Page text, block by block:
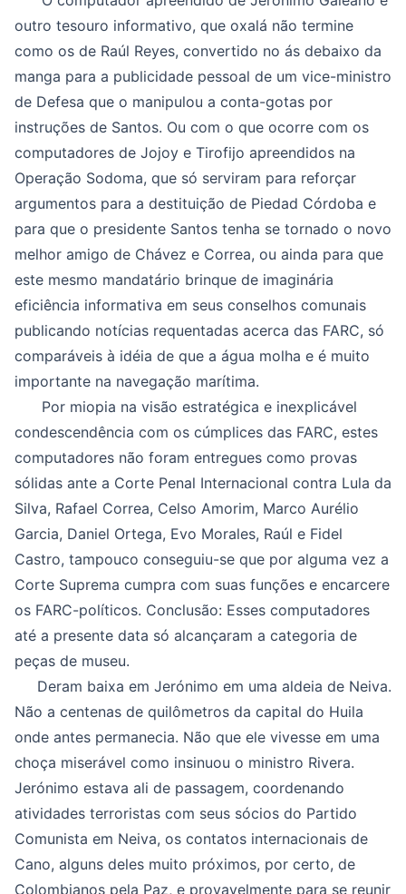
outro tesouro informativo, que oxalá não termine
como os de Raúl Reyes, convertido no ás debaixo da
manga para a publicidade pessoal de um vice-ministro
de Defesa que o manipulou a conta-gotas por
instruções de Santos. Ou com o que ocorre com os
computadores de Jojoy e Tirofijo apreendidos na
Operação Sodoma, que só serviram para reforçar
argumentos para a destituição de Piedad Córdoba e
para que o presidente Santos tenha se tornado o novo
melhor amigo de Chávez e Correa, ou ainda para que
este mesmo mandatário brinque de imaginária
eficiência informativa em seus conselhos comunais
publicando notícias requentadas acerca das FARC, só
comparáveis à idéia de que a água molha e é muito
importante na navegação marítima.
Por miopia na visão estratégica e inexplicável
condescendência com os cúmplices das FARC, estes
computadores não foram entregues como provas
sólidas ante a Corte Penal Internacional contra Lula da
Silva, Rafael Correa, Celso Amorim, Marco Aurélio
Garcia, Daniel Ortega, Evo Morales, Raúl e Fidel
Castro, tampouco conseguiu-se que por alguma vez a
Corte Suprema cumpra com suas funções e encarcere
os FARC-políticos. Conclusão: Esses computadores
até a presente data só alcançaram a categoria de
peças de museu.
Deram baixa em Jerónimo em uma aldeia de Neiva.
Não a centenas de quilômetros da capital do Huila
onde antes permanecia. Não que ele vivesse em uma
choça miserável como insinuou o ministro Rivera.
Jerónimo estava ali de passagem, coordenando
atividades terroristas com seus sócios do Partido
Comunista em Neiva, os contatos internacionais de
Cano, alguns deles muito próximos, por certo, de
Colombianos pela Paz, e provavelmente para se reunir